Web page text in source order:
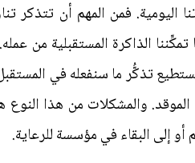
اليومية. فمن المهم أن تتذكر
الذاكرة المستقبلية من
نستطيع تذكُّر ما سنفعله في
والمشكلات من هذا النوع
إلى البقاء في مؤسسة للرعاية.